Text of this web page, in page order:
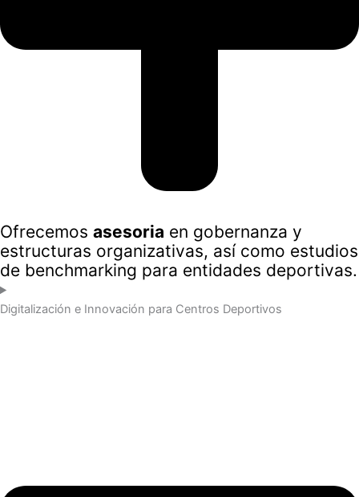
Ofrecemos asesoria en gobernanza y
estructuras organizativas, así como estudios
de benchmarking para entidades deportivas.
Digitalización e Innovación para Centros Deportivos